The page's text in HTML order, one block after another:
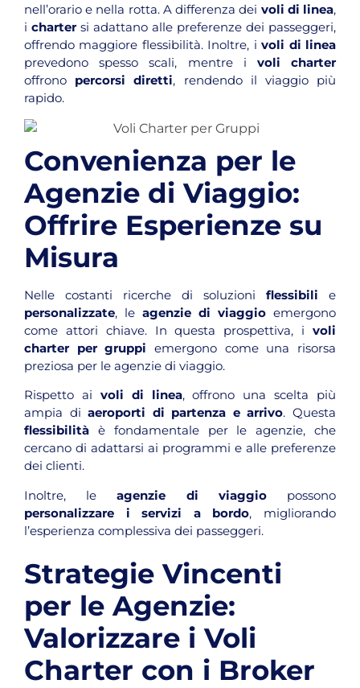
nell’orario e nella rotta. A differenza dei voli di linea,
i chartersi adattano alle preferenze dei passeggeri,
offrendo maggiore flessibilità. Inoltre, ivoli di linea
prevedono spesso scali, mentre i voli charter
offrono percorsi diretti, rendendo il viaggio più
rapido.
Convenienza per le
Agenzie di Viaggio:
Offrire Esperienze su
Misura
Nelle costanti ricerche di soluzioni flessibili e
personalizzate, le agenzie di viaggio emergono
come attori chiave. In questa prospettiva, i voli
charter per gruppi emergono come una risorsa
preziosa per le agenzie di viaggio.
Rispetto ai voli di linea, offrono una scelta più
ampia diaeroporti di partenza e arrivo. Questa
flessibilità è fondamentale per le agenzie, che
cercano di adattarsi ai programmi e alle preferenze
dei clienti.
Inoltre, leagenzie di viaggiopossono
personalizzare i servizi a bordo, migliorando
l’esperienza complessiva dei passeggeri.
Strategie Vincenti
per le Agenzie:
Valorizzare i Voli
Charter con i Broker